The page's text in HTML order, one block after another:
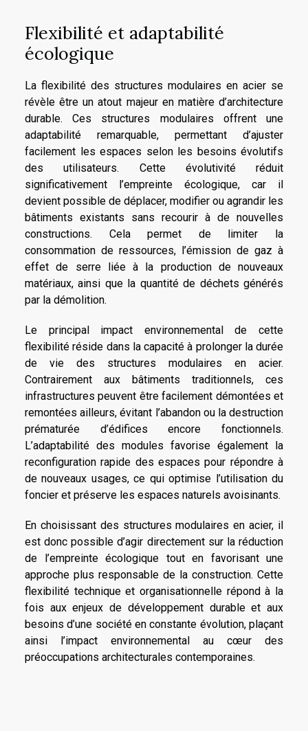
Flexibilité et adaptabilité
écologique
La flexibilité des structures modulaires en acier se
révèle être un atout majeur en matière d’architecture
durable. Ces structures modulaires offrent une
adaptabilité remarquable, permettant d’ajuster
facilement les espaces selon les besoins évolutifs
des utilisateurs. Cette évolutivité réduit
significativement l’empreinte écologique, car il
devient possible de déplacer, modifier ou agrandir les
bâtiments existants sans recourir à de nouvelles
constructions. Cela permet de limiter la
consommation de ressources, l’émission de gaz à
effet de serre liée à la production de nouveaux
matériaux, ainsi que la quantité de déchets générés
par la démolition.
Le principal impact environnemental de cette
flexibilité réside dans la capacité à prolonger la durée
de vie des structures modulaires en acier.
Contrairement aux bâtiments traditionnels, ces
infrastructures peuvent être facilement démontées et
remontées ailleurs, évitant l’abandon ou la destruction
prématurée d’édifices encore fonctionnels.
L’adaptabilité des modules favorise également la
reconfiguration rapide des espaces pour répondre à
de nouveaux usages, ce qui optimise l’utilisation du
foncier et préserve les espaces naturels avoisinants.
En choisissant des structures modulaires en acier, il
est donc possible d’agir directement sur la réduction
de l’empreinte écologique tout en favorisant une
approche plus responsable de la construction. Cette
flexibilité technique et organisationnelle répond à la
fois aux enjeux de développement durable et aux
besoins d’une société en constante évolution, plaçant
ainsi l’impact environnemental au cœur des
préoccupations architecturales contemporaines.